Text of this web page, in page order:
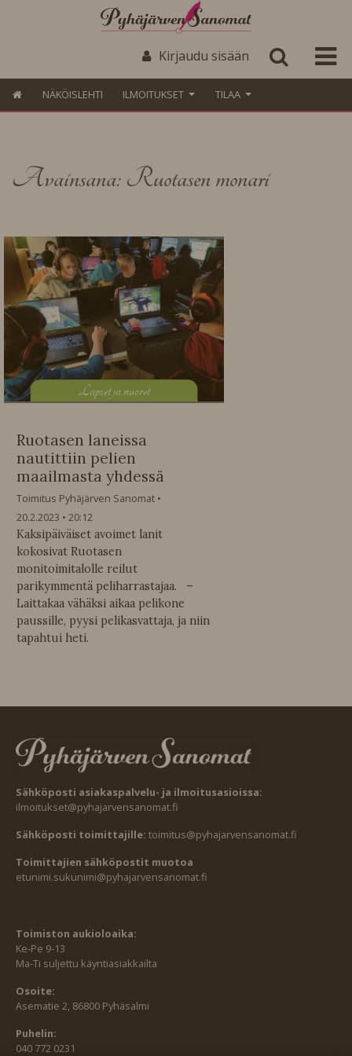
Kirjaudu sisään
NÄKÖISLEHTI ILMOITUKSET TILAA
Avainsana: Ruotasen monari
Lapset ja nuoret
Ruotasen laneissa
nautittiin pelien
maailmasta yhdessä
Toimitus Pyhäjärven Sanomat
20.2.2023
20:12
Kaksipäiväiset avoimet lanit
kokosivat Ruotasen
monitoimitalolle reilut
parikymmentä peliharrastajaa. –
Laittakaa vähäksi aikaa pelikone
paussille, pyysi pelikasvattaja, ja niin
tapahtui heti.
Sähköposti asiakaspalvelu- ja ilmoitusasioissa:
ilmoitukset@pyhajarvensanomat.fi
Sähköposti toimittajille: toimitus@pyhajarvensanomat.fi
Toimittajien sähköpostit muotoa
etunimi.sukunimi@pyhajarvensanomat.fi
Toimiston aukioloaika:
Ke-Pe 9-13
Ma-Ti suljettu käyntiasiakkailta
Osoite:
Asematie 2, 86800 Pyhäsalmi
Puhelin:
040 772 0231